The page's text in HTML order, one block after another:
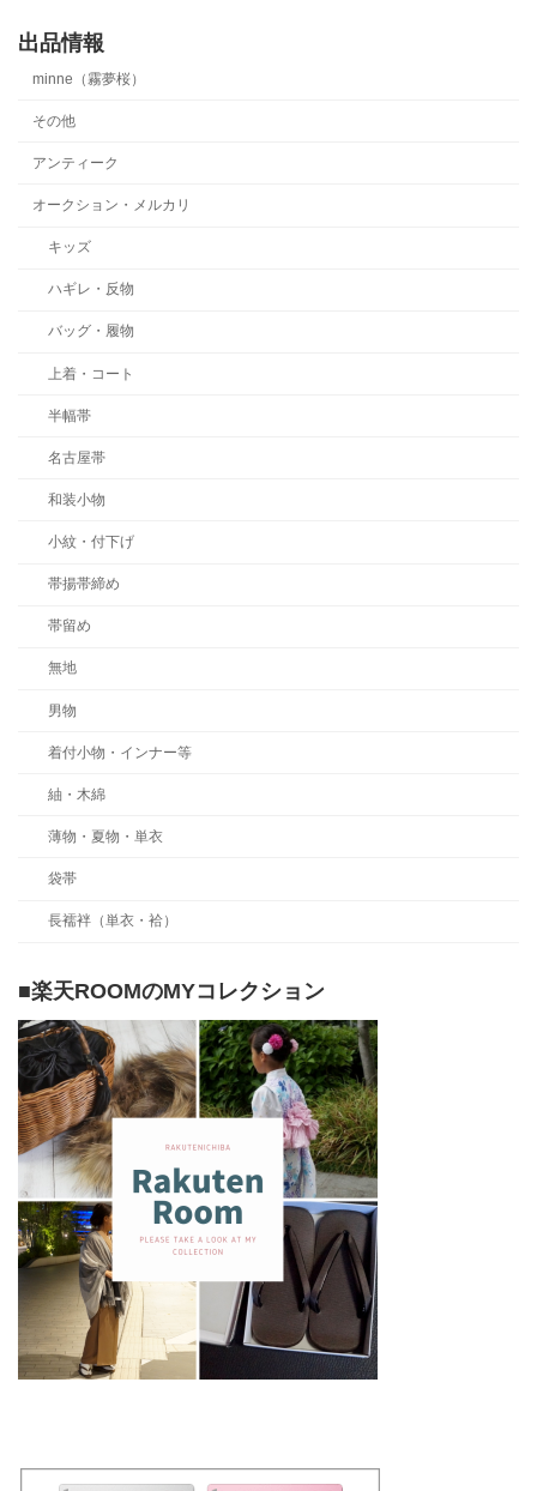
出品情報
minne（霧夢桜）
その他
アンティーク
オークション・メルカリ
キッズ
ハギレ・反物
バッグ・履物
上着・コート
半幅帯
名古屋帯
和装小物
小紋・付下げ
帯揚帯締め
帯留め
無地
男物
着付小物・インナー等
紬・木綿
薄物・夏物・単衣
袋帯
長襦袢（単衣・袷）
■楽天ROOMのMYコレクション